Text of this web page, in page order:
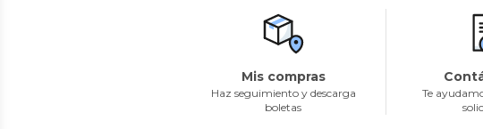
Mis compras
Haz seguimiento y descarga
boletas
Te